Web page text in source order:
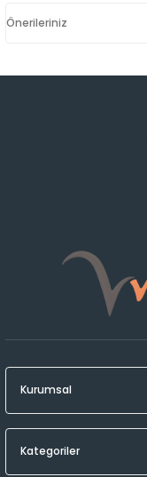
Önerileriniz
Kurumsal
Kategoriler